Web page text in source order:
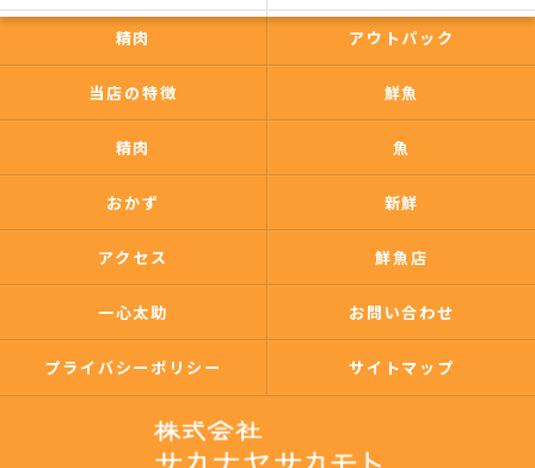
精肉 アウトパック
当店の特徴 鮮魚
精肉 魚
おかず 新鮮
アクセス 鮮魚店
一心太助 お問い合わせ
プライバシーポリシー サイトマップ